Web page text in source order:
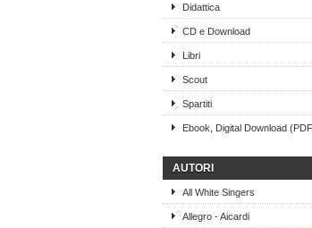
Didattica
CD e Download
Libri
Scout
Spartiti
Ebook, Digital Download
AUTORI
All White Singers
Allegro - Aicardi